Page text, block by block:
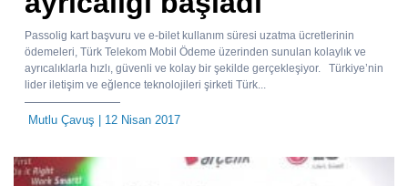
Passolig kart başvuru ve e-bilet kullanım süresi uzatma ücretlerinin
ödemeleri, Türk Telekom Mobil Ödeme üzerinden sunulan kolaylık ve
ayrıcalıklarla hızlı, güvenli ve kolay bir şekilde gerçekleşiyor. Türkiye’nin
lider iletişim ve eğlence teknolojileri şirketi Türk...
Mutlu Çavuş | 12 Nisan 2017